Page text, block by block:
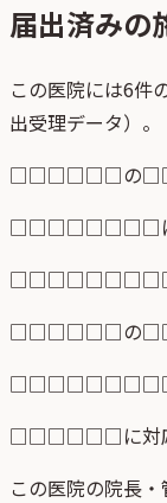
届出済みの
この医院には6件
出受理データ）。
□□□□□□の
□□□□□□□□
□□□□□□□□□
□□□□□□の
□□□□□□に対
この医院の院長